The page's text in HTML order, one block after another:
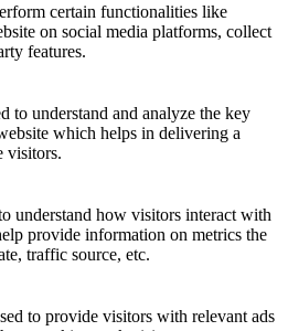
certain functionalities like
on social media platforms, collect
features.
to understand and analyze the key
which helps in delivering a
visitors.
understand how visitors interact with
provide information on metrics the
traffic source, etc.
to provide visitors with relevant ads